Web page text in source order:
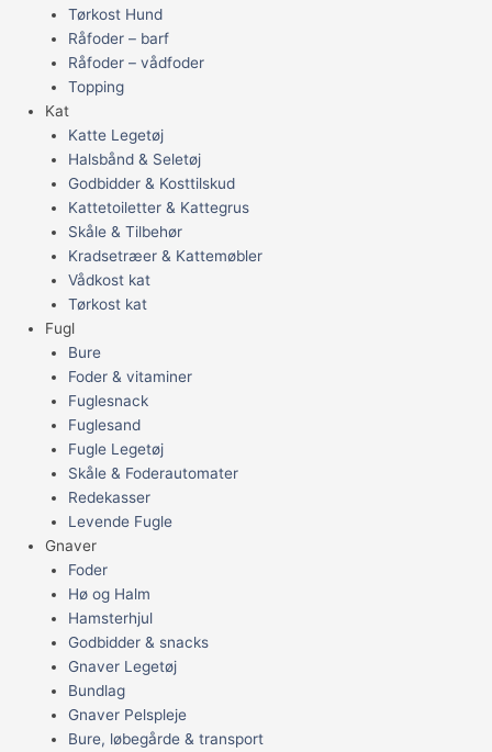
Tørkost Hund
Råfoder – barf
Råfoder – vådfoder
Topping
Kat
Katte Legetøj
Halsbånd & Seletøj
Godbidder & Kosttilskud
Kattetoiletter & Kattegrus
Skåle & Tilbehør
Kradsetræer & Kattemøbler
Vådkost kat
Tørkost kat
Fugl
Bure
Foder & vitaminer
Fuglesnack
Fuglesand
Fugle Legetøj
Skåle & Foderautomater
Redekasser
Levende Fugle
Gnaver
Foder
Hø og Halm
Hamsterhjul
Godbidder & snacks
Gnaver Legetøj
Bundlag
Gnaver Pelspleje
Bure, løbegårde & transport